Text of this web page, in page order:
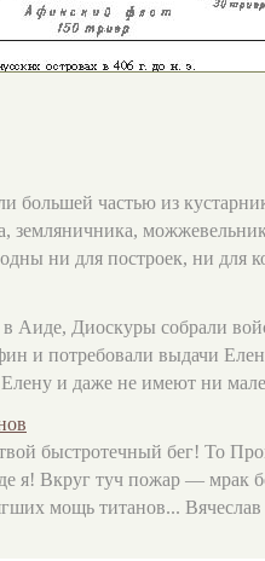
большей частью из
земляничника,
ни для построек, ни для
Аиде, Диоскуры собрали
и потребовали выдачи
и даже не имеют ни
быстротечный бег! То
я! Вкруг туч пожар — мрак
мощь титанов...